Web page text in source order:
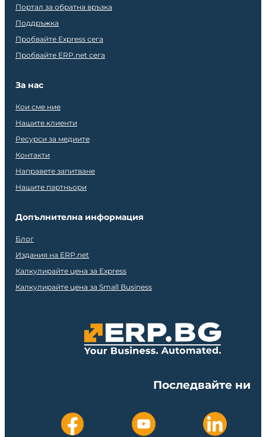
Портал за обратна връзка
Поддръжка
Пробвайте Express сега
Пробвайте ERP.net сега
За нас
Кои сме ние
Нашите клиенти
Ресурси за медиите
Контакти
Направете запитване
Нашите партньори
Допълнителна информация
Блог
Издания на ERP.net
Калкулирайте цена за Express
Калкулирайте цена за Small Business
Последвайте ни